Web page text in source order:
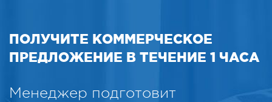
ПОЛУЧИТЕ КОММЕРЧЕСКОЕ
ПРЕДЛОЖЕНИЕ В ТЕЧЕНИЕ 1 ЧАСА
Менеджер подготовит